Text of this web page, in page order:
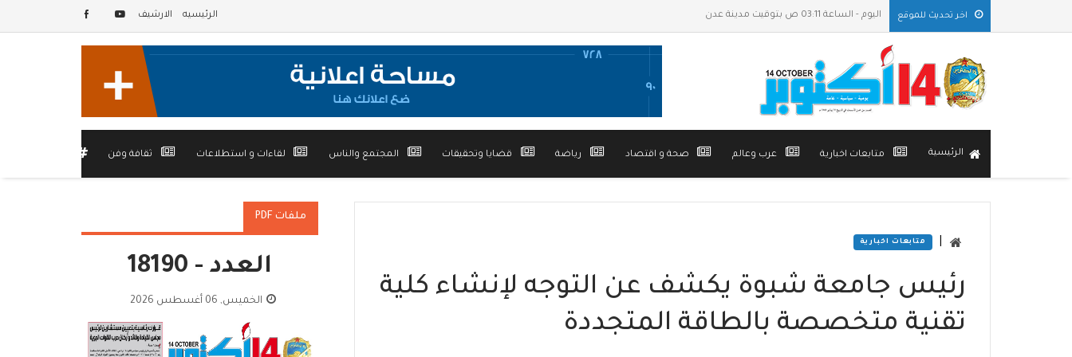
اخر تحديث للموقع اليوم - الساعة 03:11 ص بتوقيت مدينة عدن الرئيسيه الارشيف
الرئيسية متابعات اخبارية عرب وعالم صحة و اقتصاد رياضة قضايا وتحقيقات المجتمع والناس لقاءات و استطلاعات ثقافة وفن
متابعات اخبارية
رئيس جامعة شبوة يكشف عن التوجه لإنشاء كلية
تقنية متخصصة بالطاقة المتجددة
ملفات PDF
العدد - 18190
الخميس, 06 أغسطس 2026